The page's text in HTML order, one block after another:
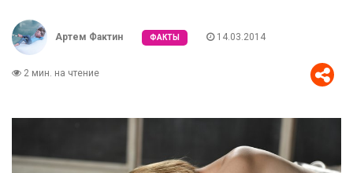
Артем Фактин ФАКТЫ 14.03.2014
2 мин. на чтение